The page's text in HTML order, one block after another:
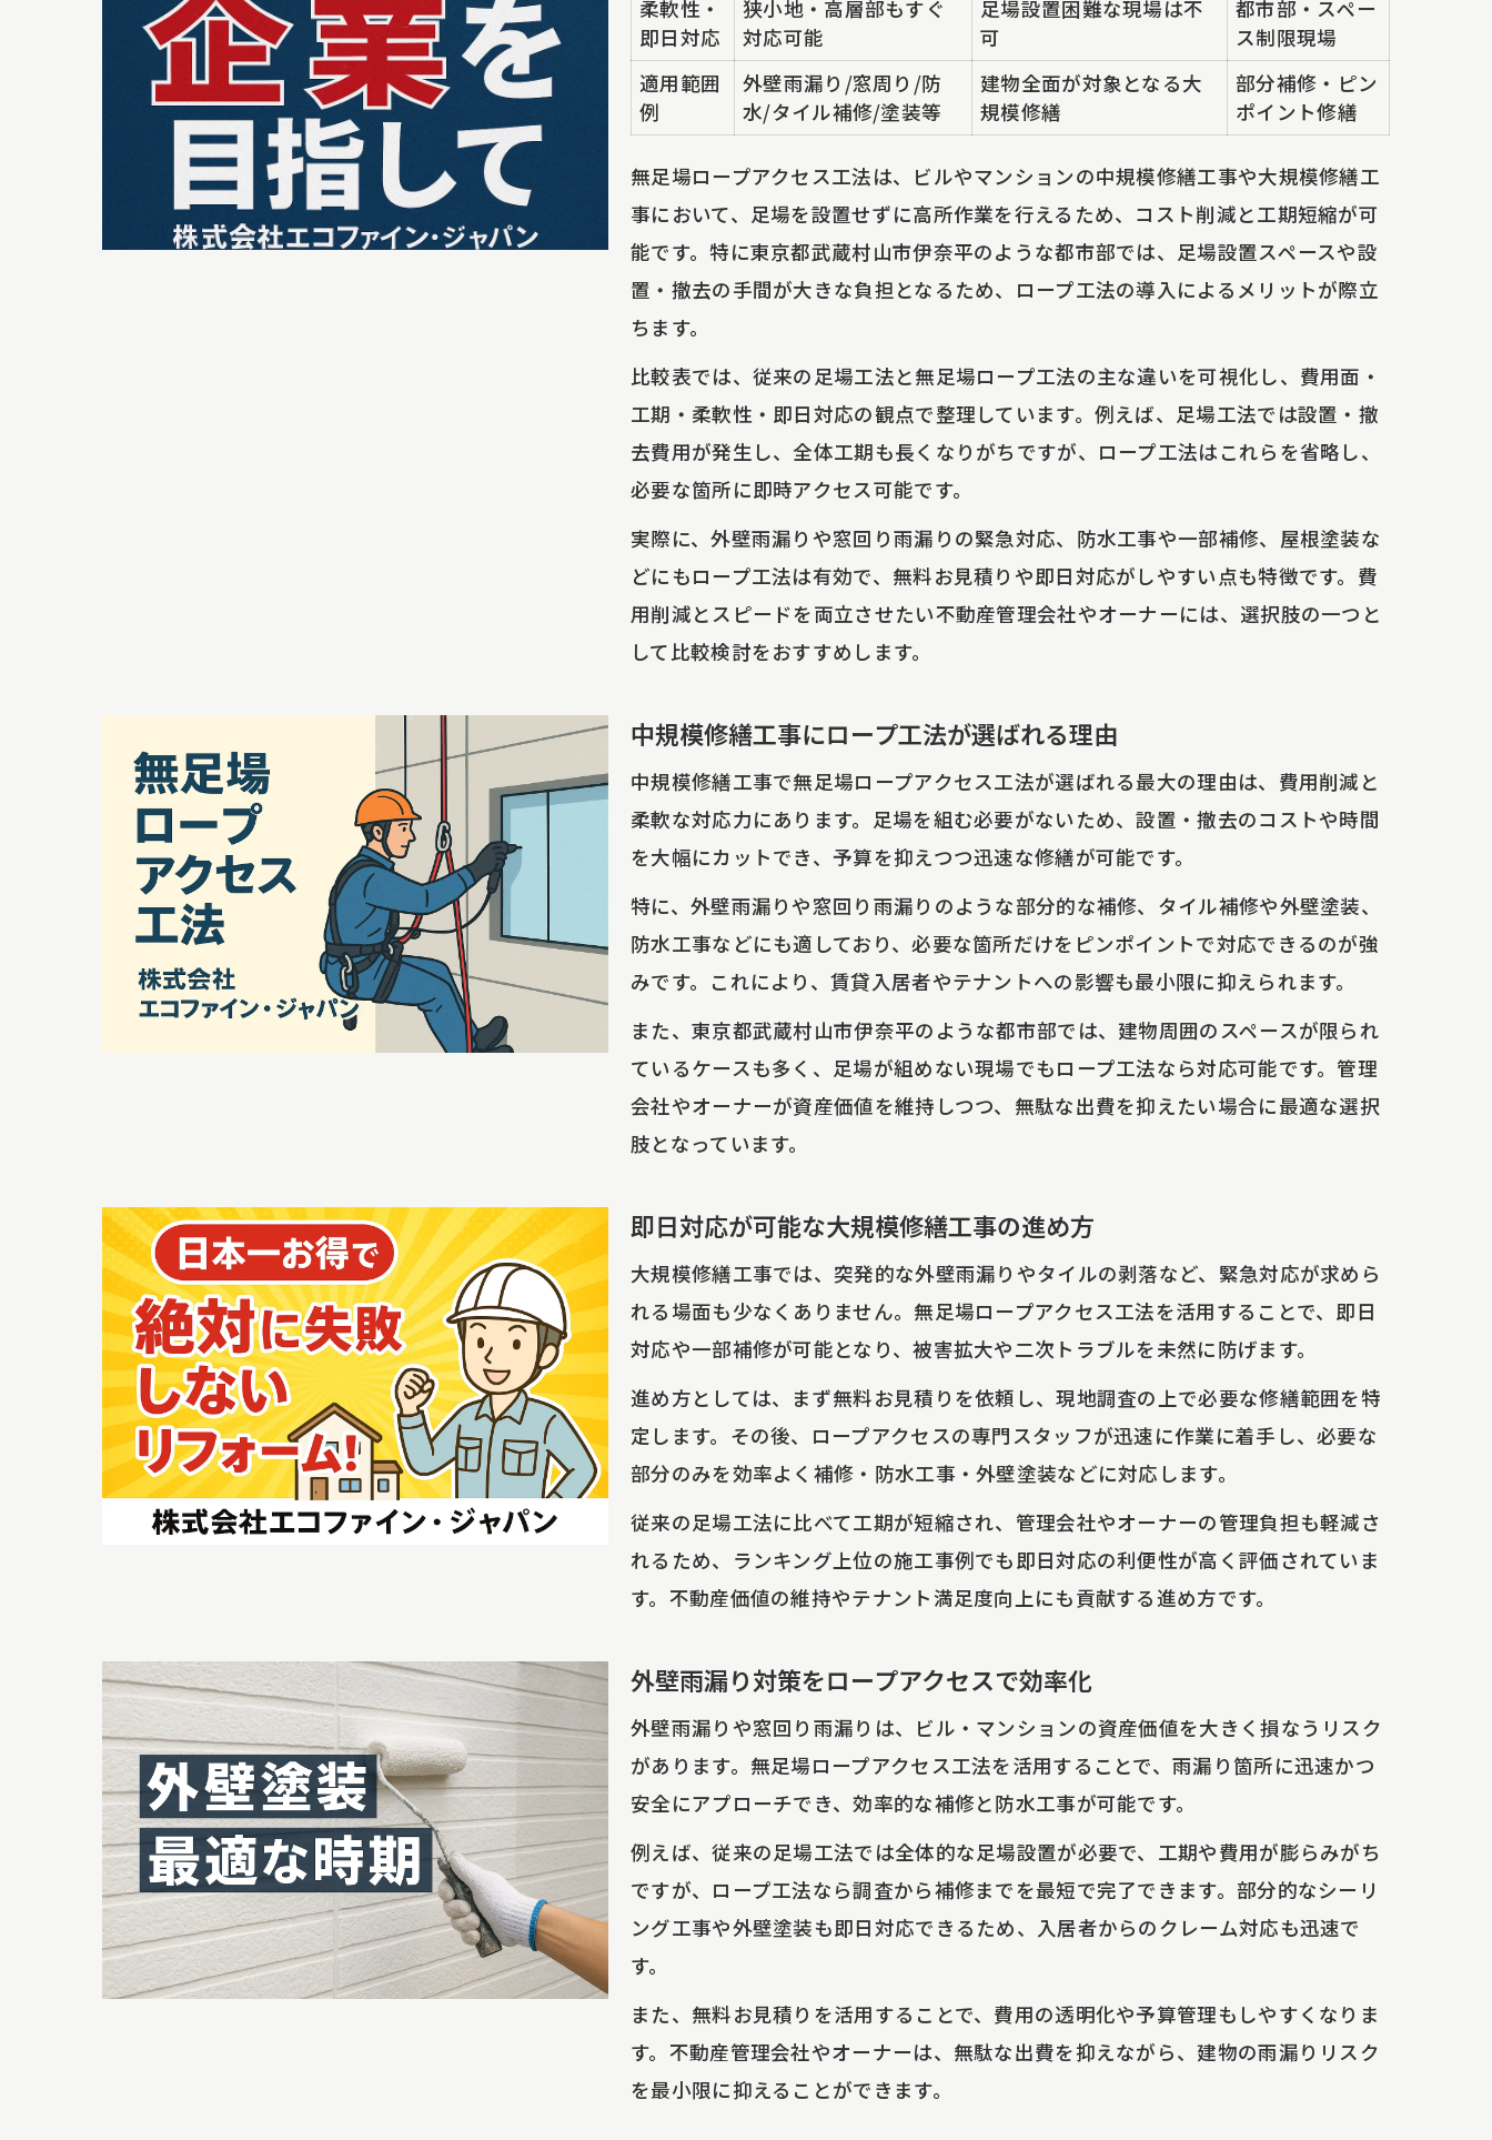
中規模修繕工事で発揮される塗装の工夫
外壁塗装とタイル補修の一体提案とは
無料お見積りの賢い活用ポイント
外壁や窓回りの雨漏り一部補修ポイント
雨漏り一部補修の手順と効果を表で解説
窓回り雨漏りの早期対応が重要な理由
ロープアクセス工法で部分補修が可能に
外壁塗装と雨漏り補修の相乗効果
防水工事で資産価値を守る方法
不動産管理会社向け修繕の最前線を探る
管理会社向け修繕工事の比較表
費用削減を実現する修繕手法の選択肢
無足場ロープ工法で工期短縮を実現
外壁塗装・タイル補修の最新トレンド
雨漏り対応の迅速化で信頼度アップ
オーナー必見のタイル補修・防水工事テクニック
タイル補修・防水工事の工程比較表
外壁雨漏りリスク軽減の実践テクニック
中規模修繕工事で役立つ補修方法
柔軟性・
即日対応
狭小地・高層部もすぐ
対応可能
足場設置困難な現場は不
可
都市部・スペー
ス制限現場
適用範囲
例
外壁雨漏り/窓周り/防
水/タイル補修/塗装等
建物全面が対象となる大
規模修繕
部分補修・ピン
ポイント修繕
無足場ロープアクセス工法は、ビルやマンションの中規模修繕工事や大規模修繕工
事において、足場を設置せずに高所作業を行えるため、コスト削減と工期短縮が可
能です。特に東京都武蔵村山市伊奈平のような都市部では、足場設置スペースや設
置・撤去の手間が大きな負担となるため、ロープ工法の導入によるメリットが際立
ちます。
比較表では、従来の足場工法と無足場ロープ工法の主な違いを可視化し、費用面・
工期・柔軟性・即日対応の観点で整理しています。例えば、足場工法では設置・撤
去費用が発生し、全体工期も長くなりがちですが、ロープ工法はこれらを省略し、
必要な箇所に即時アクセス可能です。
実際に、外壁雨漏りや窓回り雨漏りの緊急対応、防水工事や一部補修、屋根塗装な
どにもロープ工法は有効で、無料お見積りや即日対応がしやすい点も特徴です。費
用削減とスピードを両立させたい不動産管理会社やオーナーには、選択肢の一つと
して比較検討をおすすめします。
中規模修繕工事にロープ工法が選ばれる理由
中規模修繕工事で無足場ロープアクセス工法が選ばれる最大の理由は、費用削減と
柔軟な対応力にあります。足場を組む必要がないため、設置・撤去のコストや時間
を大幅にカットでき、予算を抑えつつ迅速な修繕が可能です。
特に、外壁雨漏りや窓回り雨漏りのような部分的な補修、タイル補修や外壁塗装、
防水工事などにも適しており、必要な箇所だけをピンポイントで対応できるのが強
みです。これにより、賃貸入居者やテナントへの影響も最小限に抑えられます。
また、東京都武蔵村山市伊奈平のような都市部では、建物周囲のスペースが限られ
ているケースも多く、足場が組めない現場でもロープ工法なら対応可能です。管理
会社やオーナーが資産価値を維持しつつ、無駄な出費を抑えたい場合に最適な選択
肢となっています。
即日対応が可能な大規模修繕工事の進め方
大規模修繕工事では、突発的な外壁雨漏りやタイルの剥落など、緊急対応が求めら
れる場面も少なくありません。無足場ロープアクセス工法を活用することで、即日
対応や一部補修が可能となり、被害拡大や二次トラブルを未然に防げます。
進め方としては、まず無料お見積りを依頼し、現地調査の上で必要な修繕範囲を特
定します。その後、ロープアクセスの専門スタッフが迅速に作業に着手し、必要な
部分のみを効率よく補修・防水工事・外壁塗装などに対応します。
従来の足場工法に比べて工期が短縮され、管理会社やオーナーの管理負担も軽減さ
れるため、ランキング上位の施工事例でも即日対応の利便性が高く評価されていま
す。不動産価値の維持やテナント満足度向上にも貢献する進め方です。
外壁雨漏り対策をロープアクセスで効率化
外壁雨漏りや窓回り雨漏りは、ビル・マンションの資産価値を大きく損なうリスク
があります。無足場ロープアクセス工法を活用することで、雨漏り箇所に迅速かつ
安全にアプローチでき、効率的な補修と防水工事が可能です。
例えば、従来の足場工法では全体的な足場設置が必要で、工期や費用が膨らみがち
ですが、ロープ工法なら調査から補修までを最短で完了できます。部分的なシーリ
ング工事や外壁塗装も即日対応できるため、入居者からのクレーム対応も迅速で
す。
また、無料お見積りを活用することで、費用の透明化や予算管理もしやすくなりま
す。不動産管理会社やオーナーは、無駄な出費を抑えながら、建物の雨漏りリスク
を最小限に抑えることができます。